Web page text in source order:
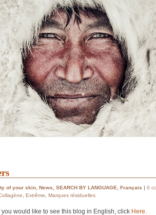
of your skin News SEARCH BY LANGUAGE Français | 0
Extrême Marques résiduelles
you would like to see this blog in English, click Here